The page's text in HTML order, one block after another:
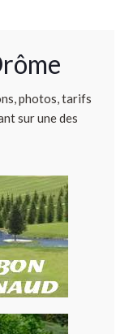
photos, tarifs
sur une des